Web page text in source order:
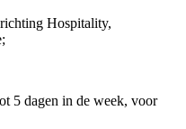
Hospitality,
5 dagen in de week, voor